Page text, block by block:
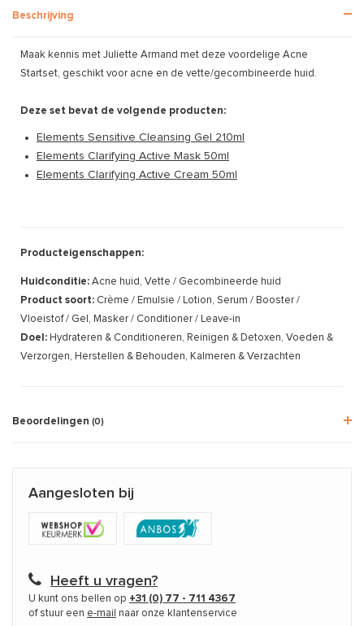
Beschrijving
Maak kennis met Juliette Armand met deze voordelige Acne
Startset, geschikt voor acne en de vette/gecombineerde huid.
Deze set bevat de volgende producten:
Elements Sensitive Cleansing Gel 210ml
Elements Clarifying Active Mask 50ml
Elements Clarifying Active Cream 50ml
Producteigenschappen:
Huidconditie: Acne huid, Vette / Gecombineerde huid
Product soort: Crème / Emulsie / Lotion, Serum / Booster /
Vloeistof / Gel, Masker / Conditioner / Leave-in
Doel: Hydrateren & Conditioneren, Reinigen & Detoxen, Voeden &
Verzorgen, Herstellen & Behouden, Kalmeren & Verzachten
Beoordelingen (0)
Aangesloten bij
Heeft u vragen?
U kunt ons bellen op +31 (0) 77 - 711 4367
of stuur een e-mail naar onze klantenservice